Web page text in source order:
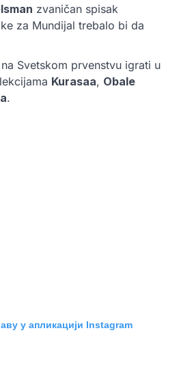
zvaničan spisak
za Mundijal trebalo bi da
Svetskom prvenstvu igrati u
Kurasaa, Obale
.
у апликацији Instagram